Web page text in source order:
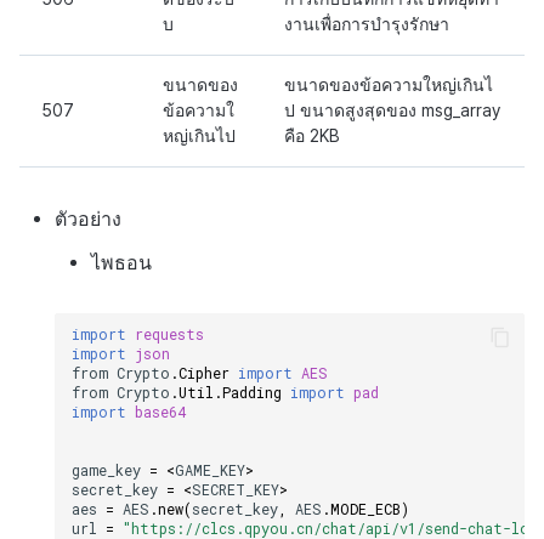
บ
งานเพื่อการบำรุงรักษา
507
ขนาดของ
ข้อความใ
หญ่เกินไป
ขนาดของข้อความใหญ่เกินไ
ป ขนาดสูงสุดของ msg_array
คือ 2KB
ตัวอย่าง
ไพธอน
import
requests
import json
from Crypto .Cipher import AES
from Crypto .Util .Padding import pad
import base64
game_key = <GAME_KEY>
secret_key = <SECRET_KEY>
aes = AES .new(secret_key, AES .MODE_ECB)
url
= "https://clcs.qpyou.cn/chat/api/v1/send-chat-